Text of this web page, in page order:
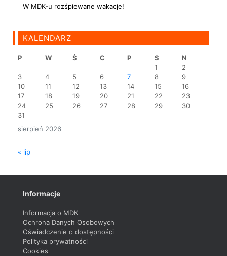
W MDK-u rozśpiewane wakacje!
KALENDARZ
sierpień 2026
P W Ś C P S
N
1
2
3
4 5 6 7 8
9
10
11 12 13 14 15
16
17
18 19 20 21 22
23
24
25 26 27 28 29
30
31
« lip
Informacje
Informacja o MDK
Ochrona Danych Osobowych
Oświadczenie o dostępności
Polityka prywatności
Cookies